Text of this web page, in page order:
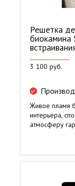
Решетка
3 100 руб.
Живое пламя
интерьера,
атмосферу